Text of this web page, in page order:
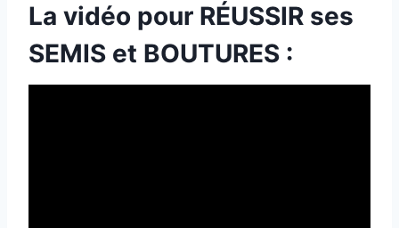
La vidéo pour RÉUSSIR ses
SEMIS et BOUTURES :